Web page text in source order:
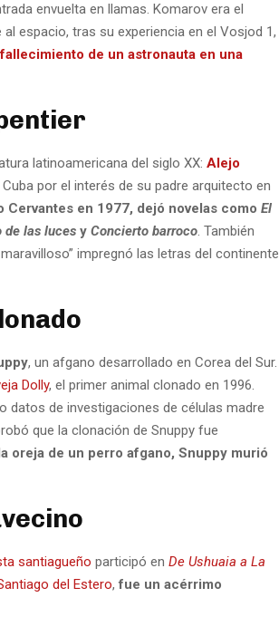
envuelta en llamas. Komarov era el
espacio, tras su experiencia en el Vosjod 1,
de un astronauta en una
latinoamericana del siglo XX: Alejo
por el interés de su padre arquitecto en
Cervantes en 1977, dejó novelas como El
de las luces y Concierto barroco. También
impregnó las letras del continente
, un afgano desarrollado en Corea del Sur.
Dolly, el primer animal clonado en 1996.
datos de investigaciones de células madre
que la clonación de Snuppy fue
oreja de un perro afgano, Snuppy murió
santiagueño participó en De Ushuaia a La
del Estero,fue un acérrimo